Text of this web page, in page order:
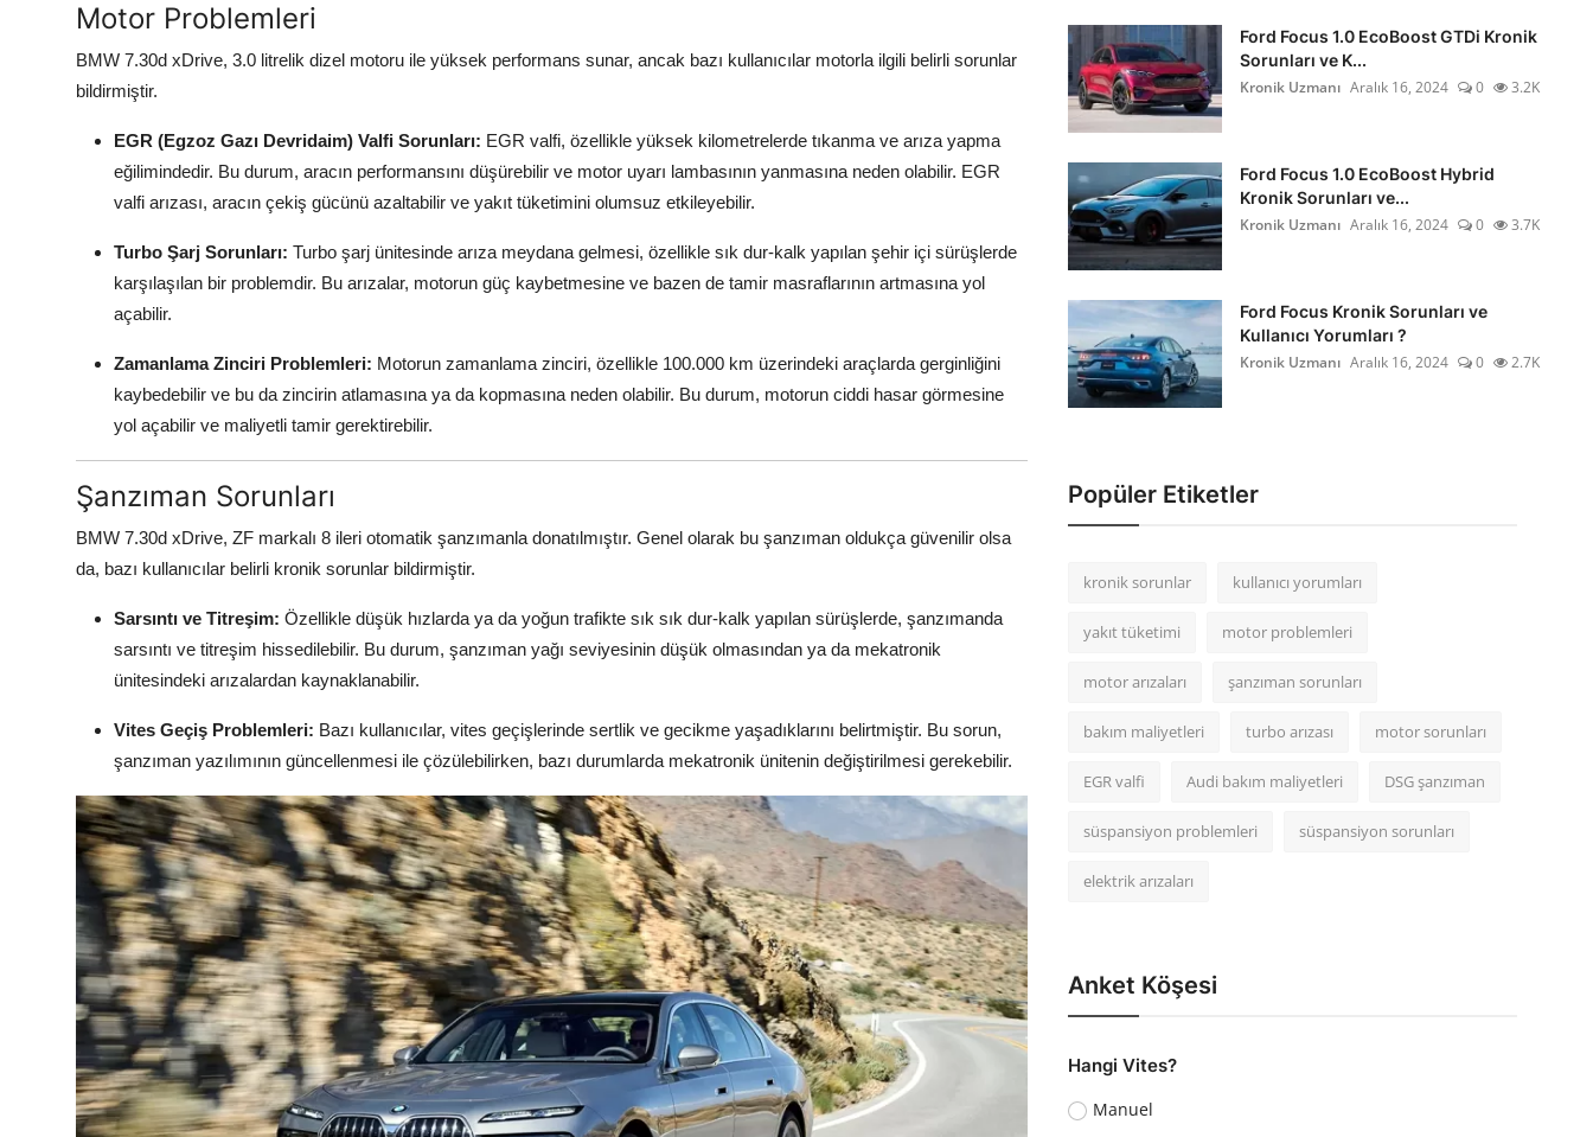
Motor Problemleri
BMW 7.30d xDrive, 3.0 litrelik dizel motoru ile yüksek performans sunar, ancak bazı kullanıcılar motorla ilgili belirli sorunlar
bildirmiştir.
EGR (Egzoz Gazı Devridaim) Valfi Sorunları: EGR valfi, özellikle yüksek kilometrelerde tıkanma ve arıza yapma
eğilimindedir. Bu durum, aracın performansını düşürebilir ve motor uyarı lambasının yanmasına neden olabilir. EGR
valfi arızası, aracın çekiş gücünü azaltabilir ve yakıt tüketimini olumsuz etkileyebilir.
Turbo Şarj Sorunları: Turbo şarj ünitesinde arıza meydana gelmesi, özellikle sık dur-kalk yapılan şehir içi sürüşlerde
karşılaşılan bir problemdir. Bu arızalar, motorun güç kaybetmesine ve bazen de tamir masraflarının artmasına yol
açabilir.
Zamanlama Zinciri Problemleri: Motorun zamanlama zinciri, özellikle 100.000 km üzerindeki araçlarda gerginliğini
kaybedebilir ve bu da zincirin atlamasına ya da kopmasına neden olabilir. Bu durum, motorun ciddi hasar görmesine
yol açabilir ve maliyetli tamir gerektirebilir.
Şanzıman Sorunları
BMW 7.30d xDrive, ZF markalı 8 ileri otomatik şanzımanla donatılmıştır. Genel olarak bu şanzıman oldukça güvenilir olsa
da, bazı kullanıcılar belirli kronik sorunlar bildirmiştir.
Sarsıntı ve Titreşim: Özellikle düşük hızlarda ya da yoğun trafikte sık sık dur-kalk yapılan sürüşlerde, şanzımanda
sarsıntı ve titreşim hissedilebilir. Bu durum, şanzıman yağı seviyesinin düşük olmasından ya da mekatronik
ünitesindeki arızalardan kaynaklanabilir.
Vites Geçiş Problemleri: Bazı kullanıcılar, vites geçişlerinde sertlik ve gecikme yaşadıklarını belirtmiştir. Bu sorun,
şanzıman yazılımının güncellenmesi ile çözülebilirken, bazı durumlarda mekatronik ünitenin değiştirilmesi gerekebilir.
Ford Focus 1.0 EcoBoost GTDi Kronik
Sorunları ve K...
Kronik Uzmanı Aralık 16, 2024 0 3.2K
Ford Focus 1.0 EcoBoost Hybrid
Kronik Sorunları ve...
Kronik Uzmanı Aralık 16, 2024 0 3.7K
Ford Focus Kronik Sorunları ve
Kullanıcı Yorumları ?
Kronik Uzmanı Aralık 16, 2024 0 2.7K
Popüler Etiketler
kronik sorunlar kullanıcı yorumları
yakıt tüketimi motor problemleri
motor arızaları şanzıman sorunları
bakım maliyetleri turbo arızası motor sorunları
EGR valfi Audi bakım maliyetleri DSG şanzıman
süspansiyon problemleri süspansiyon sorunları
elektrik arızaları
Anket Köşesi
Hangi Vites?
Manuel